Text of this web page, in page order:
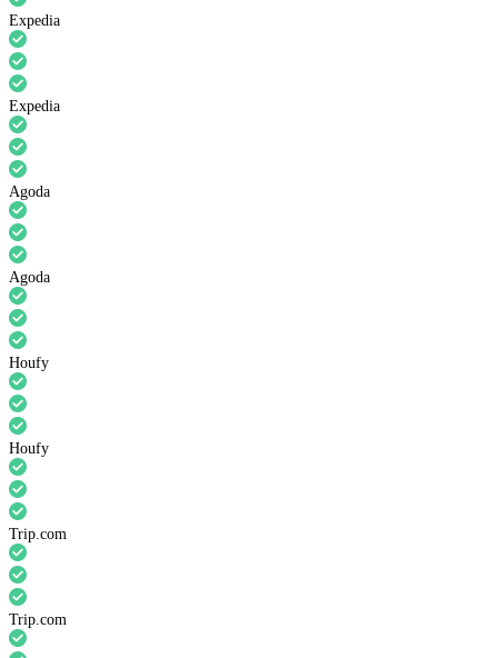
Expedia
Expedia
Agoda
Agoda
Houfy
Houfy
Trip.com
Trip.com